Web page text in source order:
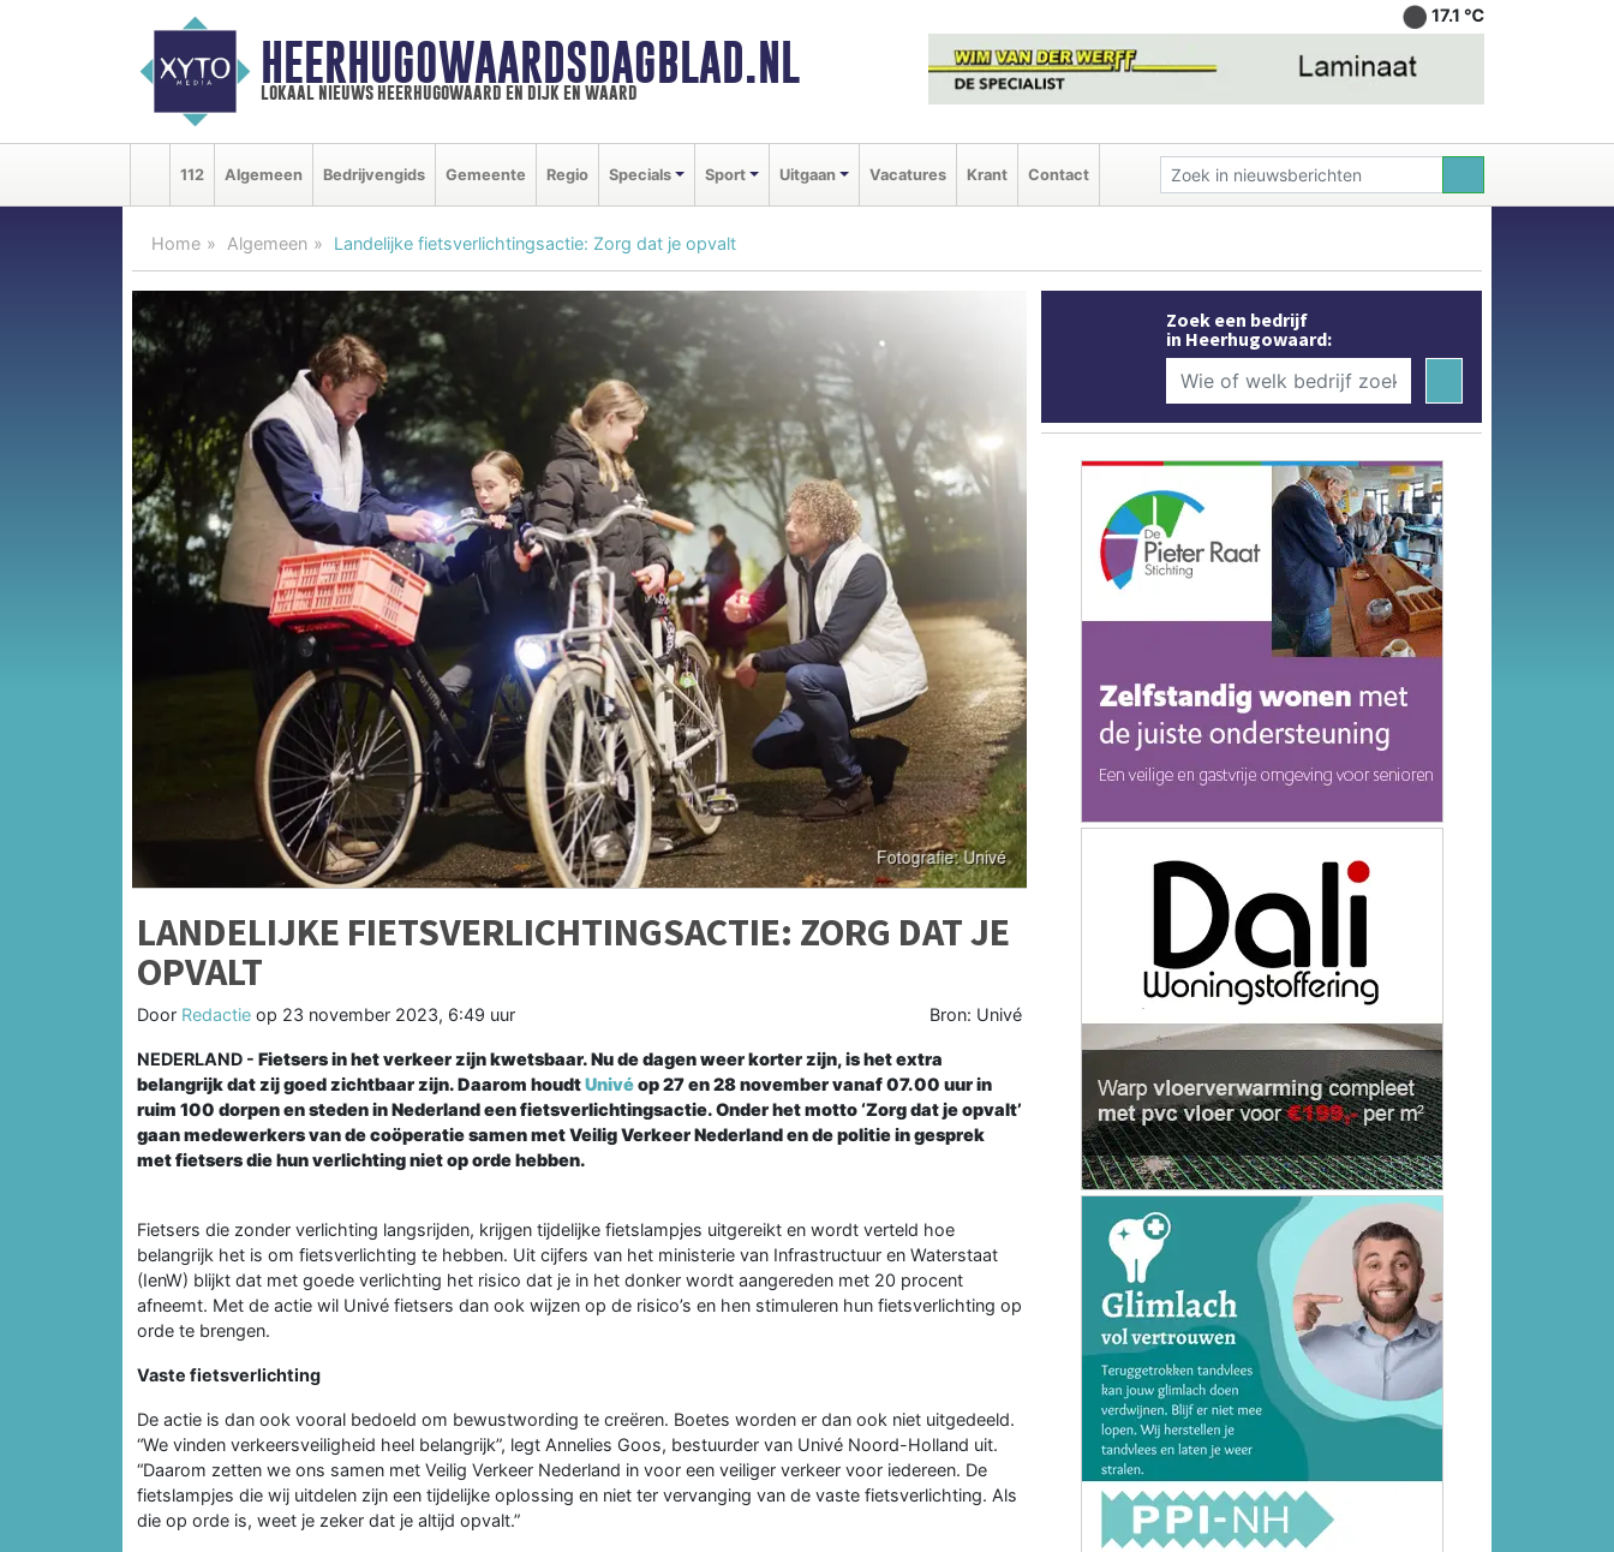
HEERHUGOWAARDSDAGBLAD.NL
lokaal nieuws heerhugowaard en dijk en waard
17.1 ℃
112 Algemeen Bedrijvengids Gemeente Regio Specials Sport Uitgaan Vacatures Krant Contact
Home Algemeen Landelijke fietsverlichtingsactie: Zorg dat je opvalt
LANDELIJKE FIETSVERLICHTINGSACTIE: ZORG DAT JE
OPVALT
Door Redactie op 23 november 2023, 6:49 uur Bron: Univé
NEDERLAND - Fietsers in het verkeer zijn kwetsbaar. Nu de dagen weer korter zijn, is het extra
belangrijk dat zij goed zichtbaar zijn. Daarom houdtUnivéop 27 en 28 november vanaf 07.00 uur in
ruim 100 dorpen en steden in Nederland een fietsverlichtingsactie. Onder het motto ‘Zorg dat je opvalt’
gaan medewerkers van de coöperatie samen met Veilig Verkeer Nederland en de politie in gesprek
met fietsers die hun verlichting niet op orde hebben.
Fietsers die zonder verlichting langsrijden, krijgen tijdelijke fietslampjes uitgereikt en wordt verteld hoe
belangrijk het is om fietsverlichting te hebben. Uit cijfers van het ministerie van Infrastructuur en Waterstaat
(IenW) blijkt dat met goede verlichting het risico dat je in het donker wordt aangereden met 20 procent
afneemt. Met de actie wil Univé fietsers dan ook wijzen op de risico’s en hen stimuleren hun fietsverlichting op
orde te brengen.
Vaste fietsverlichting
De actie is dan ook vooral bedoeld om bewustwording te creëren. Boetes worden er dan ook niet uitgedeeld.
“We vinden verkeersveiligheid heel belangrijk”, legt Annelies Goos, bestuurder van Univé Noord-Holland uit.
“Daarom zetten we ons samen met Veilig Verkeer Nederland in voor een veiliger verkeer voor iedereen. De
fietslampjes die wij uitdelen zijn een tijdelijke oplossing en niet ter vervanging van de vaste fietsverlichting. Als
die op orde is, weet je zeker dat je altijd opvalt.”
Zoek een bedrijf
in Heerhugowaard: